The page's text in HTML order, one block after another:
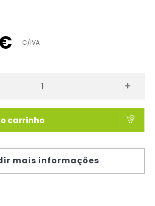
C/IVA
+
carrinho
mais informações